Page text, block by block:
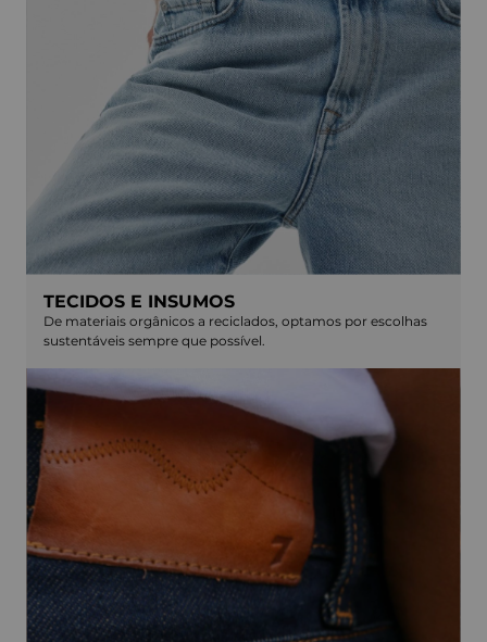
TECIDOS E INSUMOS
De materiais orgânicos a reciclados, optamos por escolhas
sustentáveis sempre que possível.